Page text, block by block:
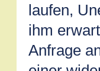
laufen,
ihm
Anfrage